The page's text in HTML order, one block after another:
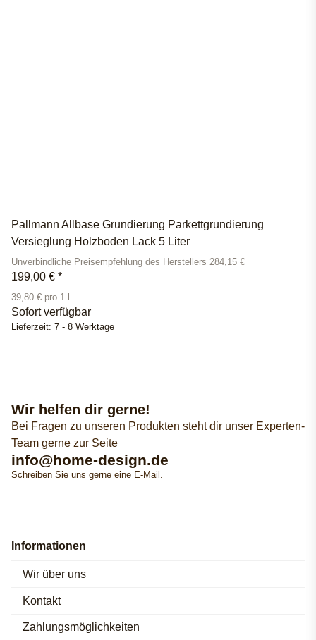
Pallmann Allbase Grundierung Parkettgrundierung
Versieglung Holzboden Lack 5 Liter
Unverbindliche Preisempfehlung des Herstellers 284,15 €
199,00 € *
39,80 € pro 1 l
Sofort verfügbar
Lieferzeit: 7 - 8 Werktage
Wir helfen dir gerne!
Bei Fragen zu unseren Produkten steht dir unser Experten-
Team gerne zur Seite
info@home-design.de
Schreiben Sie uns gerne eine E-Mail.
Informationen
Wir über uns
Kontakt
Zahlungsmöglichkeiten